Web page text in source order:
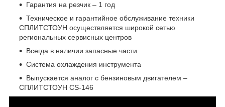
Гарантия на резчик – 1 год
Техническое и гарантийное обслуживание техники
СПЛИТСТОУН осуществляется широкой сетью
региональных сервисных центров
Всегда в наличии запасные части
Система охлаждения инструмента
Выпускается аналог с бензиновым двигателем –
СПЛИТСТОУН CS-146